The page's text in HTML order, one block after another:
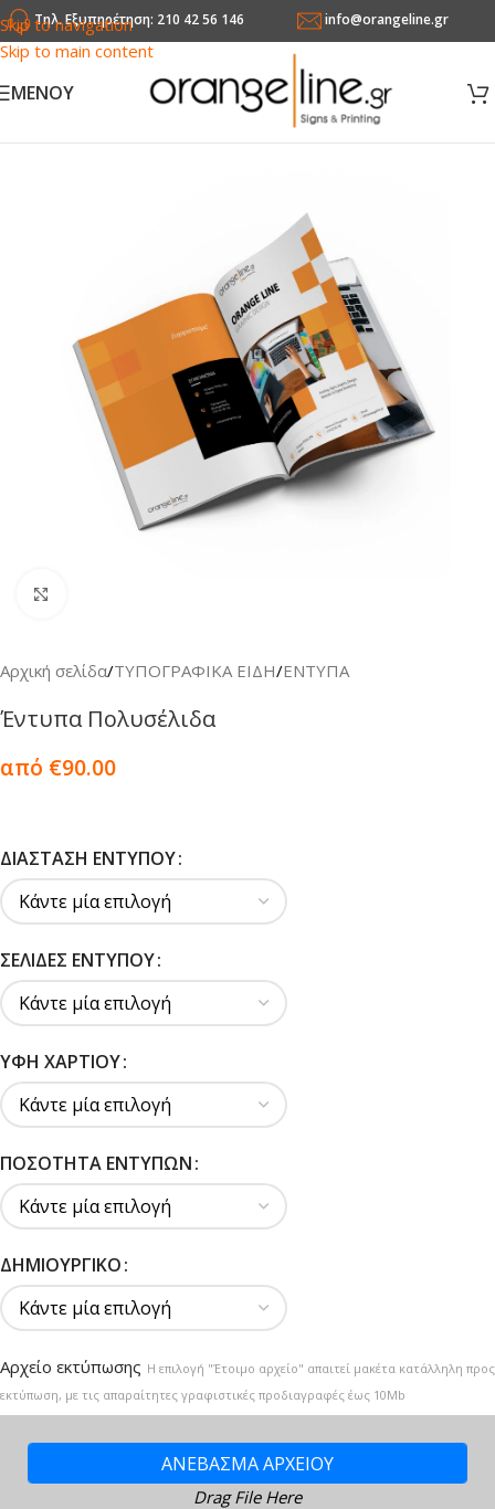
Skip to navigation
Skip to main content
Τηλ. Εξυπηρέτηση: 210 42 56 146 info@orangeline.gr
MENOY
Αρχική σελίδα/ΤΥΠΟΓΡΑΦΙΚΑ ΕΙΔΗ/ENTYΠA
Έντυπα Πολυσέλιδα
από €90.00
ΔΙΆΣΤΑΣΗ ΕΝΤΎΠΟΥ
ΣΕΛΊΔΕΣ ΕΝΤΎΠΟΥ
ΥΦΉ ΧΑΡΤΙΟΎ
ΠΟΣΌΤΗΤΑ ΕΝΤΎΠΩΝ
ΔΗΜΙΟΥΡΓΙΚΌ
Αρχείο εκτύπωσης Η επιλογή "Έτοιμο αρχείο" απαιτεί μακέτα κατάλληλη προς
εκτύπωση, με τις απαραίτητες γραφιστικές προδιαγραφές έως 10Mb
ΑΝΕΒΑΣΜΑ ΑΡΧΕΙΟΥ
Drag File Here